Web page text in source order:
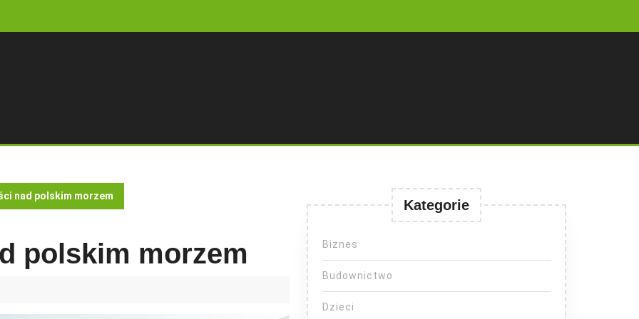
nad polskim morzem
polskim morzem
Kategorie
Biznes
Budownictwo
Dzieci